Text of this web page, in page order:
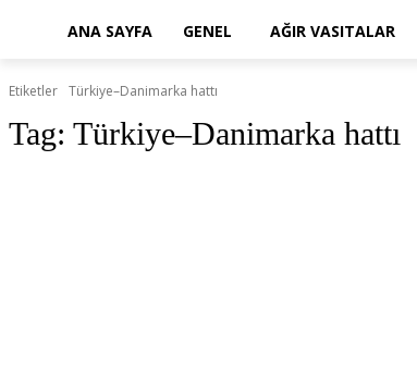
ANA SAYFA GENEL AĞIR VASITALAR
Etiketler Türkiye–Danimarka hattı
Tag: Türkiye–Danimarka hattı